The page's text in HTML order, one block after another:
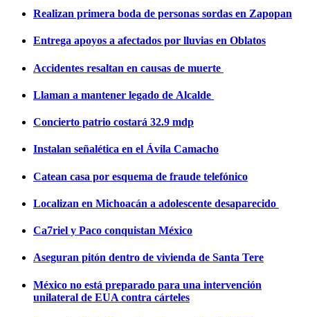
Realizan primera boda de personas sordas en Zapopan
Entrega apoyos a afectados por lluvias en Oblatos
Accidentes resaltan en causas de muerte
Llaman a mantener legado de Alcalde
Concierto patrio costará 32.9 mdp
Instalan señalética en el Ávila Camacho
Catean casa por esquema de fraude telefónico
Localizan en Michoacán a adolescente desaparecido
Ca7riel y Paco conquistan México
Aseguran pitón dentro de vivienda de Santa Tere
México no está preparado para una intervención
unilateral de EUA contra cárteles